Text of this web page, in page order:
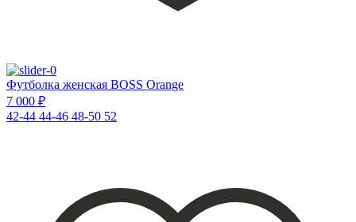
Футболка женская BOSS Orange
7 000 ₽
42-44 44-46 48-50 52